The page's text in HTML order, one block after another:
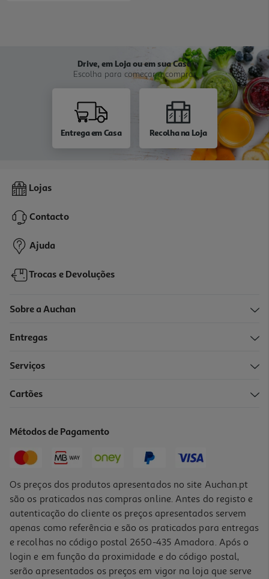
Drive, em Loja ou em sua Casa
Escolha para começar a comprar
Entrega em Casa Recolha na Loja
Lojas
Contacto
Ajuda
Trocas e Devoluções
Sobre a Auchan
Entregas
Serviços
Cartões
Métodos de Pagamento
Os preços dos produtos apresentados no site Auchan.pt
são os praticados nas compras online. Antes do registo e
autenticação do cliente os preços apresentados servem
apenas como referência e são os praticados para entregas
e recolhas no código postal 2650-435 Amadora. Após o
login e em função da proximidade e do código postal,
serão apresentados os preços em vigor na loja que serve